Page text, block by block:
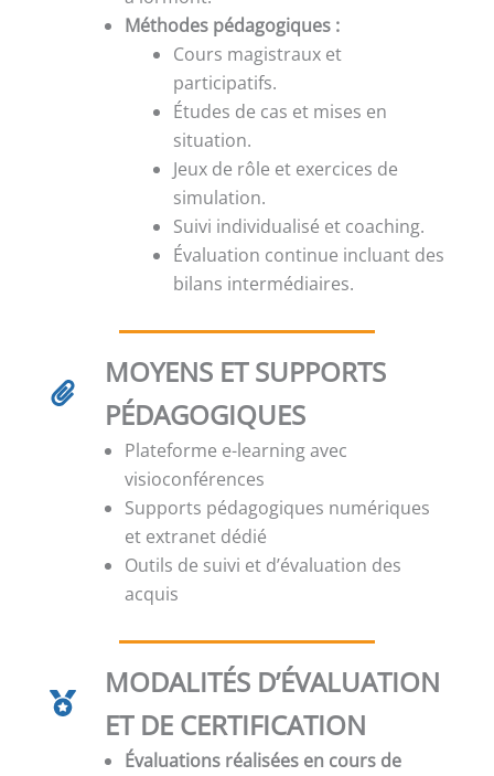
Méthodes pédagogiques :
Cours magistraux et
participatifs.
Études de cas et mises en
situation.
Jeux de rôle et exercices de
simulation.
Suivi individualisé et coaching.
Évaluation continue incluant des
bilans intermédiaires.
MOYENS ET SUPPORTS
PÉDAGOGIQUES
Plateforme e-learning avec
visioconférences
Supports pédagogiques numériques
et extranet dédié
Outils de suivi et d’évaluation des
acquis
MODALITÉS D’ÉVALUATION
ET DE CERTIFICATION
Évaluations réalisées en cours de